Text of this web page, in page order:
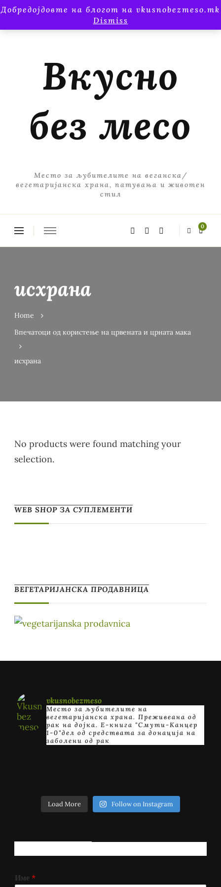
Добредојдовте на блогот на vkusnobezmeso.mk
Dismiss
Вкусно
без месо
Место за љубителите на веганска/
вегетаријанска храна, патувања и животен
стил
0
исхрана
Home
Впечатоци од користење на црвената и црната мака
исхрана
No products were found matching your
selection.
WEB SHOP ЗА СУПЛЕМЕНТИ
ВЕГЕТАРИЈАНСКА ПРОДАВНИЦА
vkusnobezmeso
Место за љубителите на
вегетаријанска храна. Преживеана од
рак на дојка. E-книга "Смути-Канцер
1-0"дел од средствата за донација на
заболени од рак
Load More Follow on Instagram
Име *